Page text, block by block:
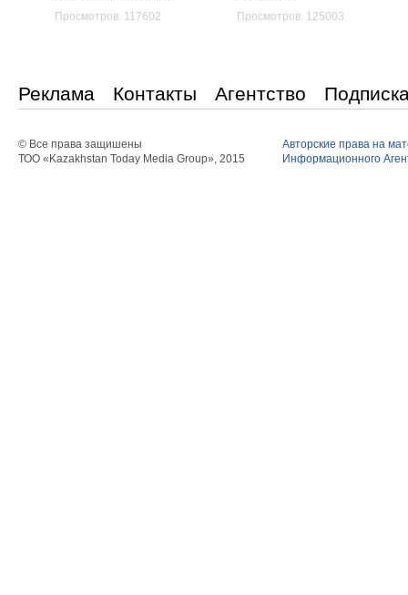
Просмотров: 117602
Просмотров: 125003
Реклама Контакты Агентство
© Все права защишены
ТОО «Kazakhstan Today Media Group», 2015
Авторские права на
Информационного